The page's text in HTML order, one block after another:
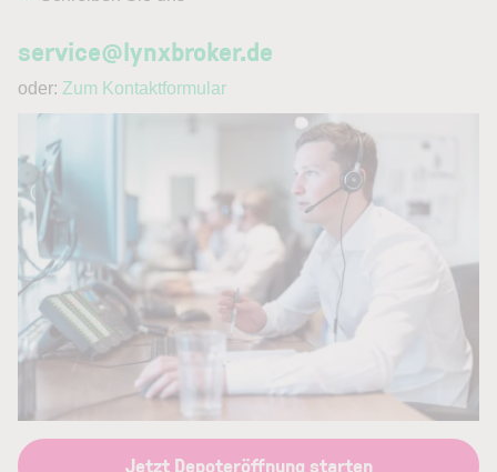
service@lynxbroker.de
oder: Zum Kontaktformular
Jetzt Depoteröffnung starten